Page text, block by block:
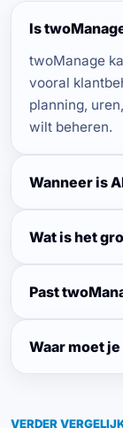
Is
twoManage
vooral
planning,
wilt beheren.
Wanneer is
Wat is het
Past
Waar moet
VERDER